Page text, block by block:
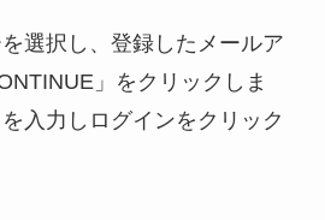
選択し、登録したメールア
」をクリックしま
入力しログインをクリック